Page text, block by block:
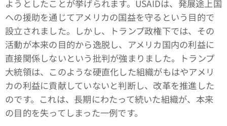
ようとしたことが挙げられます。USAIDは、発展途上国
への援助を通じてアメリカの国益を守るという目的で
設立されました。しかし、トランプ政権下では、その
活動が本来の目的から逸脱し、アメリカ国内の利益に
直接関係しないという批判が強まりました。トランプ
大統領は、このような硬直化した組織がもはやアメリ
カの利益に貢献していないと判断し、改革を推進した
のです。これは、長期にわたって続いた組織が、本来
の目的を失ってしまった一例です。